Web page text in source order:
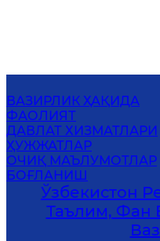
ВАЗИРЛИК ҲАҚИДА
ФАОЛИЯТ
ДАВЛАТ ХИЗМАТЛАРИ
ҲУЖЖАТЛАР
ОЧИҚ МАЪЛУМОТЛАР
БОҒЛАНИШ
Ўзбекистон
Таълим, Фан